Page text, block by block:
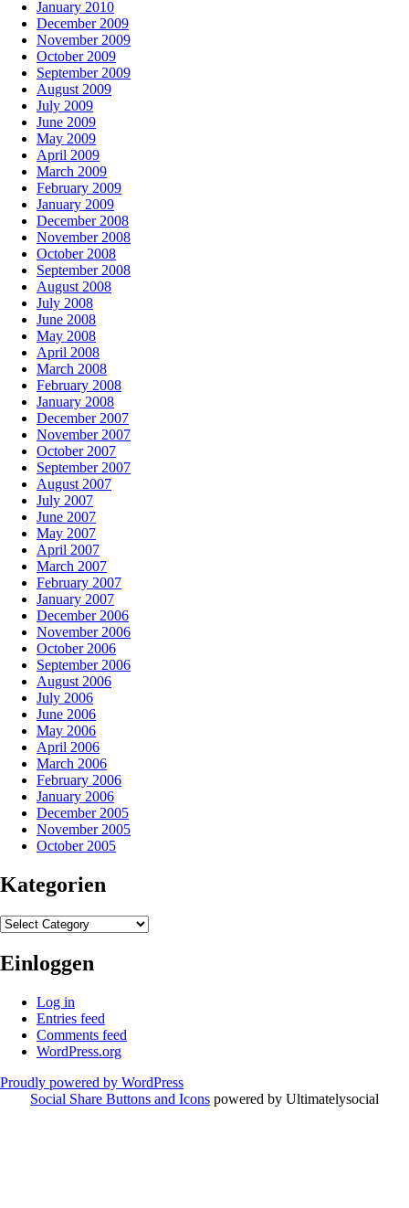
January 2010
December 2009
November 2009
October 2009
September 2009
August 2009
July 2009
June 2009
May 2009
April 2009
March 2009
February 2009
January 2009
December 2008
November 2008
October 2008
September 2008
August 2008
July 2008
June 2008
May 2008
April 2008
March 2008
February 2008
January 2008
December 2007
November 2007
October 2007
September 2007
August 2007
July 2007
June 2007
May 2007
April 2007
March 2007
February 2007
January 2007
December 2006
November 2006
October 2006
September 2006
August 2006
July 2006
June 2006
May 2006
April 2006
March 2006
February 2006
January 2006
December 2005
November 2005
October 2005
Kategorien
Kategorien
Einloggen
Log in
Entries feed
Comments feed
WordPress.org
Proudly powered by WordPress
Social Share Buttons and Icons powered by Ultimatelysocial